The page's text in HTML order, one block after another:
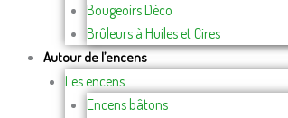
Bougeoirs Déco
Brûleurs à Huiles et Cires
Autour de l’encens
Les encens
Encens bâtons